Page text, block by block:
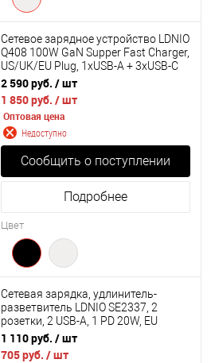
Сетевое зарядное устройство LDNIO
Q408 100W GaN Supper Fast Charger,
US/UK/EU Plug, 1xUSB-A + 3xUSB-C
2 590 руб. / шт
1 850 руб. / шт
Оптовая цена
Недоступно
Сообщить о поступлении
Подробнее
Цвет
Cетевая зарядка, удлинитель-
разветвитель LDNIO SE2337, 2
розетки, 2 USB-A, 1 PD 20W, EU
1 110 руб. / шт
705 руб. / шт